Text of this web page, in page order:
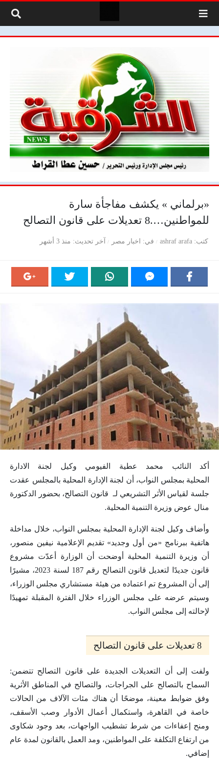
«برلماني » يكشف مفاجأة سارة
للمواطنين….8 تعديلات على قانون التصالح
كتب ashraf arafa في اخبار مصر آخر تحديث منذ 3 أشهر
أكد النائب محمد عطية الفيومي وكيل لجنة الادارة
المحلية بمجلس النواب، أن لجنة الإدارة المحلية بالمجلس عقدت
جلسة لقياس الأثر التشريعي لـ قانون التصالح، بحضور الدكتورة
منال عوض وزيرة التنمية المحلية.
وأضاف وكيل لجنة الإدارة المحلية بمجلس النواب، خلال مداخلة
هاتفية ببرنامج «من أول وجديد» تقديم الإعلامية نيفين منصور،
أن وزيرة التنمية المحلية أوضحت أن الوزارة أعدّت مشروع
قانون جديدًا لتعديل قانون التصالح رقم 187 لسنة 2023، مشيرًا
إلى أن المشروع تم اعتماده من هيئة مستشاري مجلس الوزراء،
وسيتم عرضه على مجلس الوزراء خلال الفترة المقبلة تمهيدًا
لإحالته إلى مجلس النواب.
8 تعديلات على قانون التصالح
ولفت إلى أن التعديلات الجديدة على قانون التصالح تتضمن:
السماح بالتصالح على الجراجات، والتصالح في المناطق الأثرية
وفق ضوابط معينة، موضحًا أن هناك مئات الآلاف من الحالات
خاصة في القاهرة، واستكمال أعمال الأدوار وصب الأسقف،
ومنح إعفاءات من شرط تشطيب الواجهات، بعد وجود شكاوى
من ارتفاع التكلفة على المواطنين، ومد العمل بالقانون لمدة عام
إضافي.